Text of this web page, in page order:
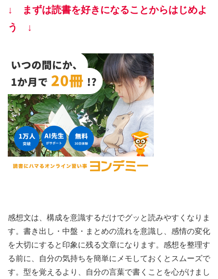
↓ まずは読書を好きになることからはじめよ
う ↓
感想文は、構成を意識するだけでグッと読みやすくなりま
す。書き出し・中盤・まとめの流れを意識し、感情の変化
を大切にすると印象に残る文章になります。感想を整理す
る前に、自分の気持ちを簡単にメモしておくとスムーズで
す。型を覚えるより、自分の言葉で書くことを心がけまし